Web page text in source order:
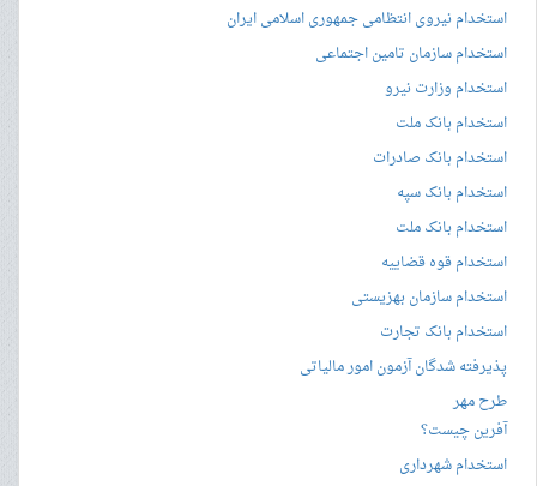
استخدام نیروی انتظامی جمهوری اسلامی ایران
استخدام سازمان تامین اجتماعی
استخدام وزارت نیرو
استخدام بانک ملت
استخدام بانک صادرات
استخدام بانک سپه
استخدام بانک ملت
استخدام قوه قضاییه
استخدام سازمان بهزیستی
استخدام بانک تجارت
پذیرفته شدگان آزمون امور مالیاتی
طرح مهر
آفرین چیست؟
استخدام شهرداری